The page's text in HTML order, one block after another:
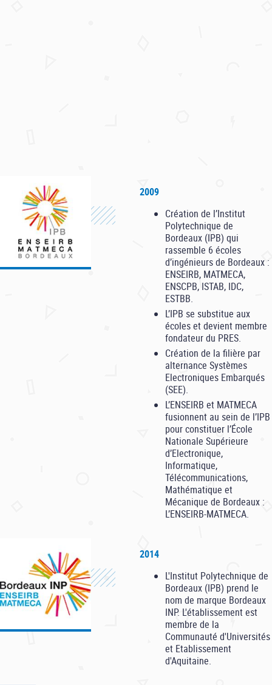
2009
Création de l’Institut
Polytechnique de
Bordeaux (IPB) qui
rassemble 6 écoles
d’ingénieurs de Bordeaux :
ENSEIRB, MATMECA,
ENSCPB, ISTAB, IDC,
ESTBB.
L’IPB se substitue aux
écoles et devient membre
fondateur du PRES.
Création de la filière par
alternance Systèmes
Electroniques Embarqués
(SEE).
L’ENSEIRB et MATMECA
fusionnent au sein de l’IPB
pour constituer l’École
Nationale Supérieure
d’Electronique,
Informatique,
Télécommunications,
Mathématique et
Mécanique de Bordeaux :
L’ENSEIRB-MATMECA.
2014
L'Institut Polytechnique de
Bordeaux (IPB) prend le
nom de marque Bordeaux
INP. L'établissement est
membre de la
Communauté d'Universités
et Etablissement
d'Aquitaine.